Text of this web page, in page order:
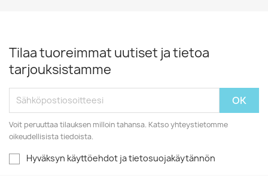
Tilaa tuoreimmat uutiset ja tietoa
tarjouksistamme
Voit peruuttaa tilauksen milloin tahansa. Katso yhteystietomme
oikeudellisista tiedoista.
Hyväksyn käyttöehdot ja tietosuojakäytännön